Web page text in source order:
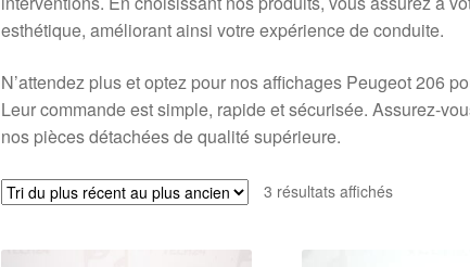
esthétique, améliorant ainsi votre expérience de conduite.
N’attendez plus et optez pour nos affichages Peugeot 206
Leur commande est simple, rapide et sécurisée. Assurez-
nos pièces détachées de qualité supérieure.
3 résultats affichésTrié